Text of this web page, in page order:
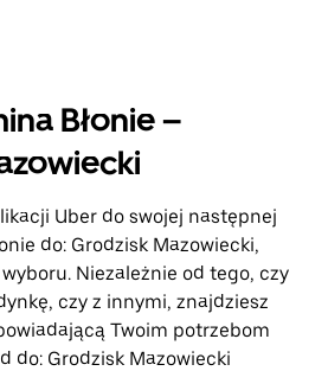
Błonie –
Uber do swojej następnej
do: Grodzisk Mazowiecki,
Niezależnie od tego, czy
czy z innymi, znajdziesz
Twoim potrzebom
do: Grodzisk Mazowiecki